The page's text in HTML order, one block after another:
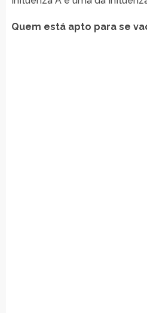
Quem está apto para se